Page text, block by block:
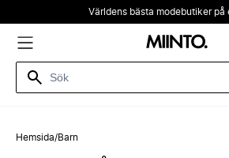
Världens bästa modebutiker på
Hemsida/Barn